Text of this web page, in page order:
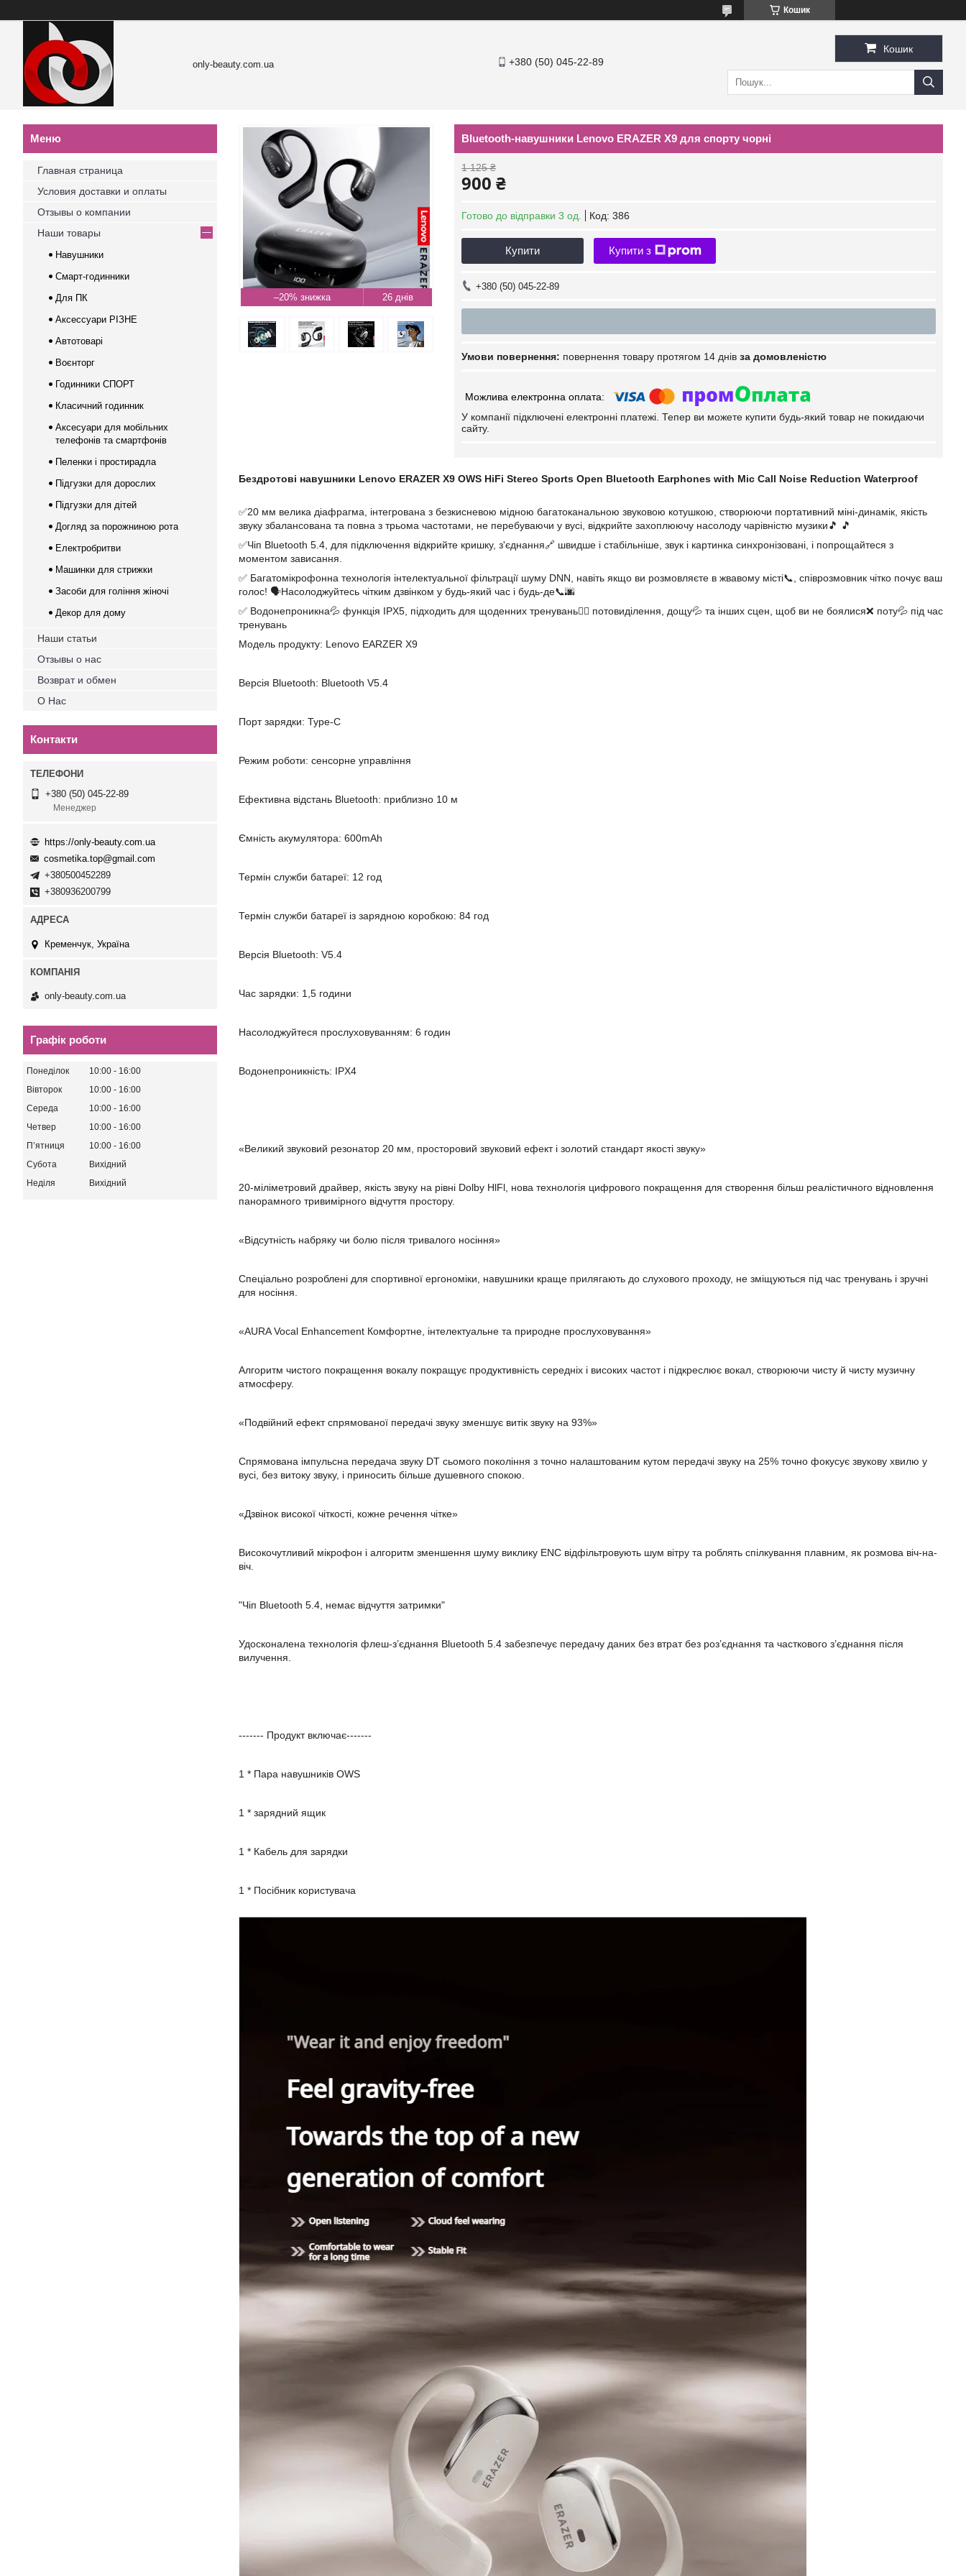
Кошик
only-beauty.com.ua +380 (50) 045-22-89
Кошик
–20% 26 днів
Bluetooth-навушники Lenovo ERAZER X9 для спорту чорні
1 125 ₴
900 ₴
Готово до відправки 3 од. Код: 386
Купити Купити з
+380 (50) 045-22-89
повернення товару протягом 14 днів за домовленістю
У компанії підключені електронні платежі. Тепер ви можете купити будь-який товар не покидаючи
сайту.
Бездротові навушники Lenovo ERAZER X9 OWS HiFi Stereo Sports Open Bluetooth Earphones with Mic Call Noise Reduction Waterproof
✅20 мм велика діафрагма, інтегрована з безкисневою мідною багатоканальною звуковою котушкою, створюючи портативний міні-динамік, якість
звуку збалансована та повна з трьома частотами, не перебуваючи у вусі, відкрийте захоплюючу насолоду чарівністю музики🎵 🎵
✅Чіп Bluetooth 5.4, для підключення відкрийте кришку, з'єднання🔗 швидше і стабільніше, звук і картинка синхронізовані, і попрощайтеся з
моментом зависання.
✅ Багатомікрофонна технологія інтелектуальної фільтрації шуму DNN, навіть якщо ви розмовляєте в жвавому місті📞, співрозмовник чітко почує ваш
голос! 🗣Насолоджуйтесь чітким дзвінком у будь-який час і будь-де📞🌆
✅ Водонепроникна💦 функція IPX5, підходить для щоденних тренувань🏃‍♂ потовиділення, дощу💦 та інших сцен, щоб ви не боялися❌ поту💦 під час
тренувань
Модель продукту: Lenovo EARZER X9
Версія Bluetooth: Bluetooth V5.4
Порт зарядки: Type-C
Режим роботи: сенсорне управління
Ефективна відстань Bluetooth: приблизно 10 м
Ємність акумулятора: 600mAh
Термін служби батареї: 12 год
Термін служби батареї із зарядною коробкою: 84 год
Версія Bluetooth: V5.4
Час зарядки: 1,5 години
Насолоджуйтеся прослуховуванням: 6 годин
Водонепроникність: IPX4
«Великий звуковий резонатор 20 мм, просторовий звуковий ефект і золотий стандарт якості звуку»
20-міліметровий драйвер, якість звуку на рівні Dolby HlFl, нова технологія цифрового покращення для створення більш реалістичного відновлення
панорамного тривимірного відчуття простору.
«Відсутність набряку чи болю після тривалого носіння»
Спеціально розроблені для спортивної ергономіки, навушники краще прилягають до слухового проходу, не зміщуються під час тренувань і зручні
для носіння.
«AURA Vocal Enhancement Комфортне, інтелектуальне та природне прослуховування»
Алгоритм чистого покращення вокалу покращує продуктивність середніх і високих частот і підкреслює вокал, створюючи чисту й чисту музичну
атмосферу.
«Подвійний ефект спрямованої передачі звуку зменшує витік звуку на 93%»
Спрямована імпульсна передача звуку DT сьомого покоління з точно налаштованим кутом передачі звуку на 25% точно фокусує звукову хвилю у
вусі, без витоку звуку, і приносить більше душевного спокою.
«Дзвінок високої чіткості, кожне речення чітке»
Високочутливий мікрофон і алгоритм зменшення шуму виклику ENC відфільтровують шум вітру та роблять спілкування плавним, як розмова віч-на-
віч.
"Чіп Bluetooth 5.4, немає відчуття затримки"
Удосконалена технологія флеш-з’єднання Bluetooth 5.4 забезпечує передачу даних без втрат без роз’єднання та часткового з’єднання після
вилучення.
------- Продукт включає-------
1 * Пара навушників OWS
1 * зарядний ящик
1 * Кабель для зарядки
1 * Посібник користувача
Главная страница
Условия доставки и оплаты
Отзывы о компании
Наши товары
Навушники
Смарт-годинники
Для ПК
Аксессуари РІЗНЕ
Автотоварі
Воєнторг
Годинники СПОРТ
Класичний годинник
Аксесуари для мобільних
телефонів та смартфонів
Пеленки і простирадла
Підгузки для дорослих
Підгузки для дітей
Догляд за порожниною рота
Електробритви
Машинки для стрижки
Засоби для гоління жіночі
Декор для дому
Наши статьи
Отзывы о нас
Возврат и обмен
О Нас
Контакти
+380 (50) 045-22-89
Менеджер
https://only-beauty.com.ua
cosmetika.top@gmail.com
+380500452289
+380936200799
Кременчук, Україна
only-beauty.com.ua
Графік роботи
Понеділок 10:00
16:00
Вівторок
10:00
16:00
Середа
10:00
16:00
Четвер
10:00
16:00
Пʼятниця
10:00
16:00
Субота
Вихідний
Неділя
Вихідний